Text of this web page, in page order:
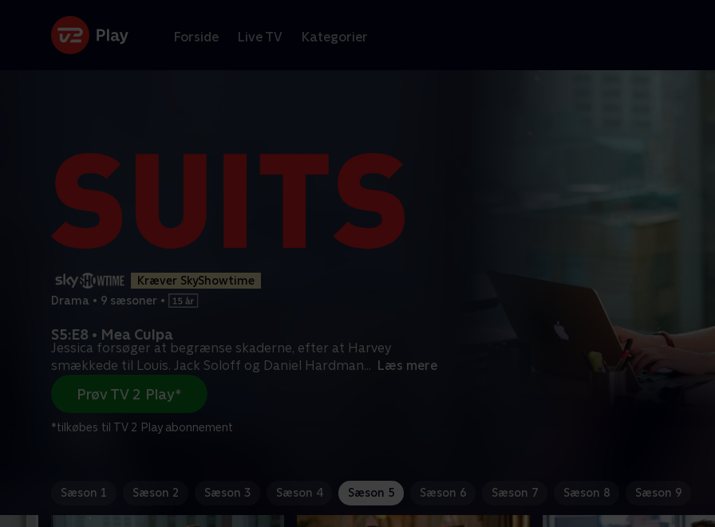
Forside Live TV Kategorier
Kræver SkyShowtime
Drama • 9 sæsoner •
S5:E8 • Mea Culpa
Jessica forsøger at begrænse skaderne, efter at Harvey
smækkede til Louis. Jack Soloff og Daniel Hardman... Læs mere
Prøv TV 2 Play*
*tilkøbes til TV 2 Play abonnement
Sæson 1 Sæson 2 Sæson 3 Sæson 4 Sæson 5 Sæson 6 Sæson 7 Sæson 8 Sæson 9